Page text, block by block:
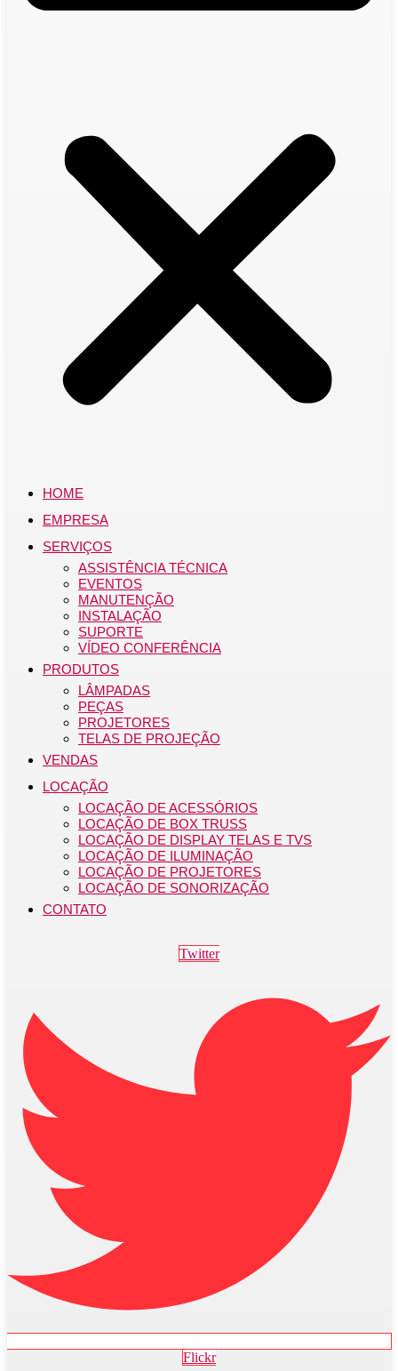
HOME
EMPRESA
SERVIÇOS
ASSISTÊNCIA TÉCNICA
EVENTOS
MANUTENÇÃO
INSTALAÇÃO
SUPORTE
VÍDEO CONFERÊNCIA
PRODUTOS
LÂMPADAS
PEÇAS
PROJETORES
TELAS DE PROJEÇÃO
VENDAS
LOCAÇÃO
LOCAÇÃO DE ACESSÓRIOS
LOCAÇÃO DE BOX TRUSS
LOCAÇÃO DE DISPLAY TELAS E TVS
LOCAÇÃO DE ILUMINAÇÃO
LOCAÇÃO DE PROJETORES
LOCAÇÃO DE SONORIZAÇÃO
CONTATO
Twitter
Flickr